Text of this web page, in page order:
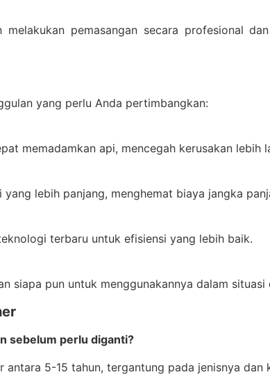
pemasangan secara profesional
yang perlu Anda pertimbangkan:
memadamkan api, mencegah kerusakan lebih
lebih panjang, menghemat biaya jangka
terbaru untuk efisiensi yang lebih baik.
siapa pun untuk menggunakannya dalam situasi
sebelum perlu diganti?
5-15 tahun, tergantung pada jenisnya dan